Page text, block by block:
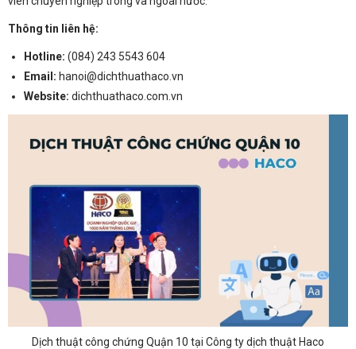
Thông tin liên hệ:
Hotline: (084) 243 5543 604
Email: hanoi@dichthuathaco.vn
Website: dichthuathaco.com.vn
Dịch thuật công chứng Quận 10 tại Công ty dịch thuật Haco